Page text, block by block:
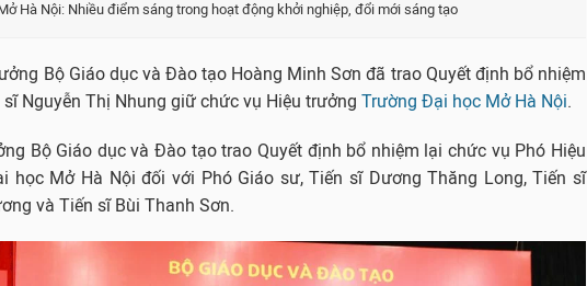
Hà Nội: Nhiều điểm sáng trong hoạt động khởi nghiệp, đổi mới sáng tạo
Bộ Giáo dục và Đào tạo Hoàng Minh Sơn đã trao Quyết định bổ nhiệm
sĩ Nguyễn Thị Nhung giữ chức vụ Hiệu trưởng Trường Đại học Mở Hà Nội.
Bộ Giáo dục và Đào tạo trao Quyết định bổ nhiệm lại chức vụ Phó Hiệu
học Mở Hà Nội đối với Phó Giáo sư, Tiến sĩ Dương Thăng Long, Tiến sĩ
và Tiến sĩ Bùi Thanh Sơn.